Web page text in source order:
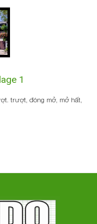
1
trượt, đóng mở, mở hất,